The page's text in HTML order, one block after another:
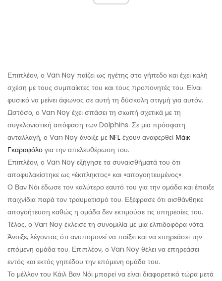
Επιπλέον, ο Van Noy παίζει ως ηγέτης στο γήπεδο και έχει καλή
σχέση με τους συμπαίκτες του και τους προπονητές του. Είναι
φυσικό να μείνει άφωνος σε αυτή τη δύσκολη στιγμή για αυτόν.
Ωστόσο, ο Van Noy έχει σπάσει τη σιωπή σχετικά με τη
συγκλονιστική απόφαση των Dolphins. Σε μια πρόσφατη
ανταλλαγή, ο Van Noy άνοιξε με NFL έχουν αναφερθεί Μάικ
Γκαραφόλο για την απελευθέρωση του.
Επιπλέον, ο Van Noy εξήγησε τα συναισθήματά του ότι
αποφυλακίστηκε ως «έκπληκτος» και «απογοητευμένος».
Ο Βαν Νόι έδωσε τον καλύτερο εαυτό του για την ομάδα και έπαιξε
παιχνίδια παρά τον τραυματισμό του. Εξέφρασε ότι αισθάνθηκε
απογοήτευση καθώς η ομάδα δεν εκτιμούσε τις υπηρεσίες του.
Τέλος, ο Van Noy έκλεισε τη συνομιλία με μια ελπιδοφόρα νότα.
Άνοιξε, λέγοντας ότι ανυπομονεί να παίξει και να επηρεάσει την
επόμενη ομάδα του. Επιπλέον, ο Van Noy θέλει να επηρεάσει
εντός και εκτός γηπέδου την επόμενη ομάδα του.
Το μέλλον του Κάιλ Βαν Νόι μπορεί να είναι διαφορετικό τώρα μετά